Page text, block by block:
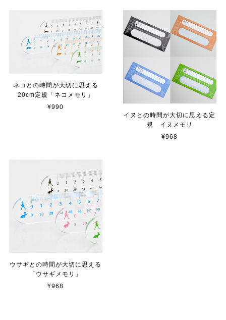
ネコとの時間が大切に思える
20cm定規「ネコメモリ」
¥990
イヌとの時間が大切に思える定
規 イヌメモリ
¥968
ウサギとの時間が大切に思える
「ウサギメモリ」
¥968